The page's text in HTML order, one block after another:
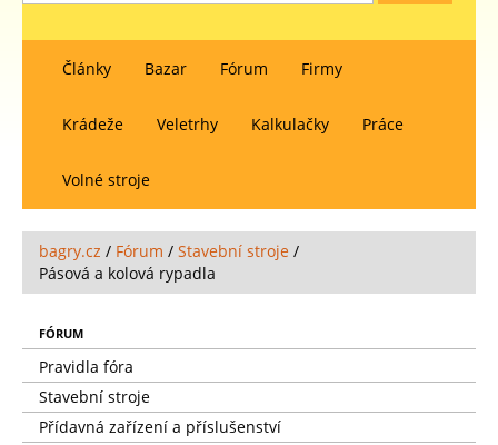
Články Bazar Fórum Firmy
Krádeže Veletrhy Kalkulačky Práce
Volné stroje
bagry.cz / Fórum / Stavební stroje /
Pásová a kolová rypadla
FÓRUM
Pravidla fóra
Stavební stroje
Přídavná zařízení a příslušenství